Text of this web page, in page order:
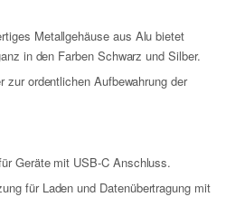
Metallgehäuse aus Alu bietet
in den Farben Schwarz und Silber.
ordentlichen Aufbewahrung der
Geräte mit USB-C Anschluss.
für Laden und Datenübertragung mit